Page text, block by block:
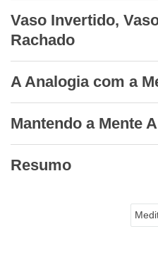
Vaso Invertido,
Rachado
A Analogia com a
Mantendo a Mente
Resumo